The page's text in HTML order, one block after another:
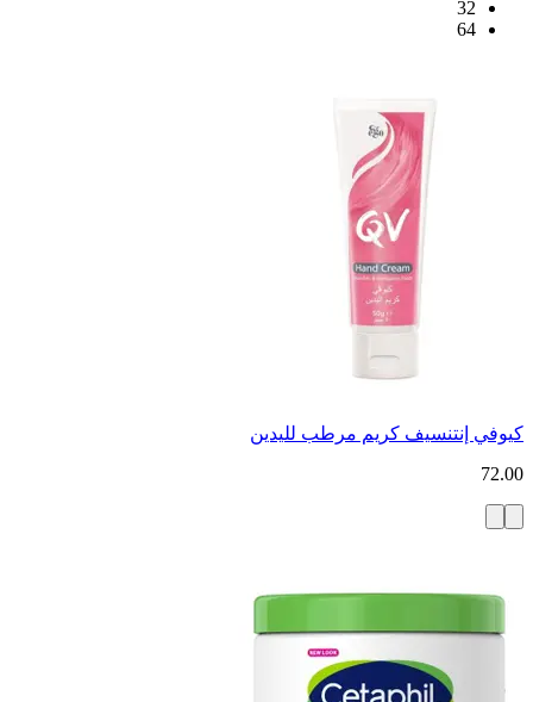
32
64
كيوفي إنتنسيف كريم مرطب لليدين
72.00